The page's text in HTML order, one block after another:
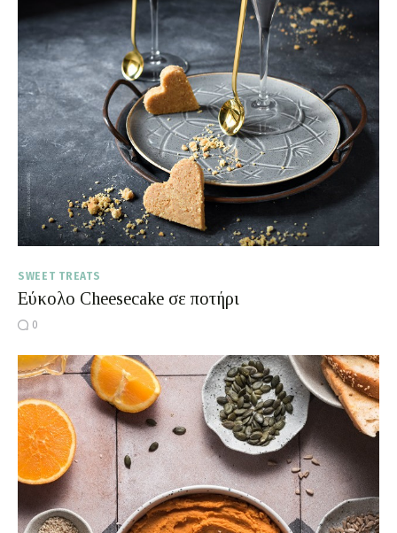
SWEET TREATS
Εύκολο Cheesecake σε ποτήρι
0